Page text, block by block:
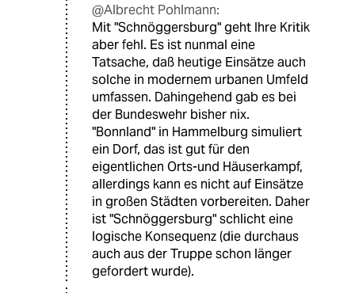
@Albrecht Pohlmann:
Mit "Schnöggersburg" geht Ihre Kritik
aber fehl. Es ist nunmal eine
Tatsache, daß heutige Einsätze auch
solche in modernem urbanen Umfeld
umfassen. Dahingehend gab es bei
der Bundeswehr bisher nix.
"Bonnland" in Hammelburg simuliert
ein Dorf, das ist gut für den
eigentlichen Orts-und Häuserkampf,
allerdings kann es nicht auf Einsätze
in großen Städten vorbereiten. Daher
ist "Schnöggersburg" schlicht eine
logische Konsequenz (die durchaus
auch aus der Truppe schon länger
gefordert wurde).